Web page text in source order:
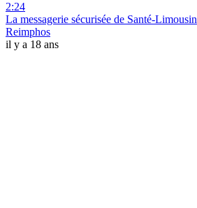
2:24
La messagerie sécurisée de Santé-Limousin
Reimphos
il y a 18 ans